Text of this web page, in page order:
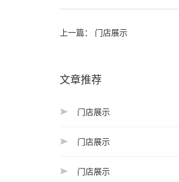
上一篇： 门店展示
文章推荐
门店展示
门店展示
门店展示